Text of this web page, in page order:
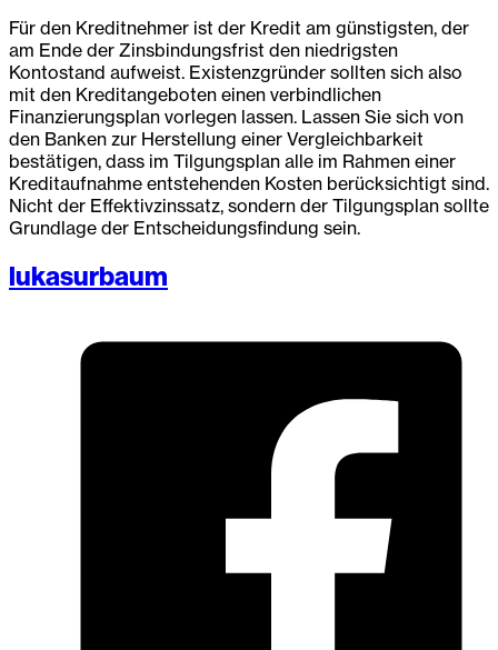
Für den Kreditnehmer ist der Kredit am günstigsten, der
am Ende der Zinsbindungsfrist den niedrigsten
Kontostand aufweist. Existenzgründer sollten sich also
mit den Kreditangeboten einen verbindlichen
Finanzierungsplan vorlegen lassen. Lassen Sie sich von
den Banken zur Herstellung einer Vergleichbarkeit
bestätigen, dass im Tilgungsplan alle im Rahmen einer
Kreditaufnahme entstehenden Kosten berücksichtigt sind.
Nicht der Effektivzinssatz, sondern der Tilgungsplan sollte
Grundlage der Entscheidungsfindung sein.
lukasurbaum